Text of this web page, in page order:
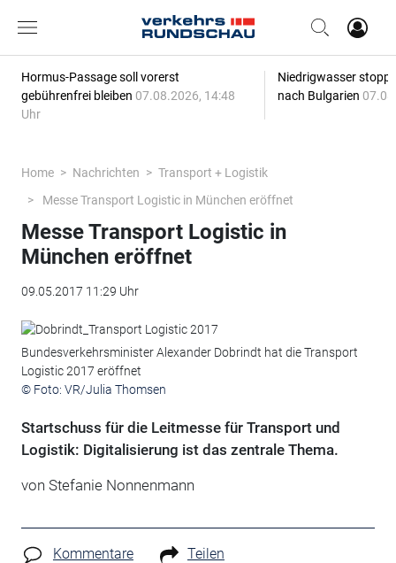
Hormus-Passage soll vorerst
gebührenfrei bleiben 07.08.2026, 14:48
Uhr
Niedrigwasser
nach Bulgarien
Home Nachrichten
Transport + Logistik
Messe Transport Logistic in München eröffnet
Messe Transport Logistic in
München eröffnet
09.05.2017 11:29 Uhr
Bundesverkehrsminister Alexander Dobrindt hat die Transport
Logistic 2017 eröffnet
© Foto: VR/Julia Thomsen
Startschuss für die Leitmesse für Transport und
Logistik: Digitalisierung ist das zentrale Thema.
von Stefanie Nonnenmann
Kommentare Teilen